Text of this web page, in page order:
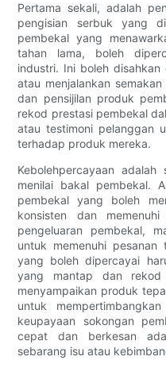
Pertama sekali, adalah
pengisian serbuk yang
pembekal yang
tahan lama, boleh
industri. Ini boleh
atau menjalankan
dan pensijilan produk
rekod prestasi pembekal
atau testimoni pelanggan
terhadap produk mereka.
Kebolehpercayaan
menilai bakal pembekal.
pembekal yang boleh
konsisten dan
pengeluaran pembekal,
untuk memenuhi
yang boleh dipercayai
yang mantap dan
menyampaikan produk
untuk
keupayaan sokongan
cepat dan berkesan
sebarang isu atau